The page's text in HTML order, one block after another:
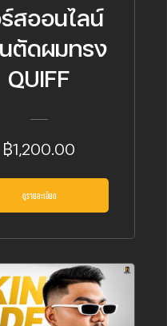
สออนไลน์
ตัดผมทรง
QUIFF
฿1,200.00
ดูรายละเอียด